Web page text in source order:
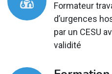
Formateur
d’urgences
par un CESU
validité